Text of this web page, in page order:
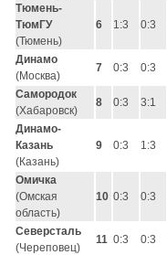
Тюмень-
ТюмГУ
(Тюмень)
6 1:3 0:3
Динамо
(Москва)
7 0:3 0:3
Самородок
(Хабаровск)
8 0:3 3:1
Динамо-
Казань
(Казань)
9 0:3 1:3
Омичка
(Омская
область)
10 0:3 0:3
Северсталь
(Череповец)
11 0:3 0:3